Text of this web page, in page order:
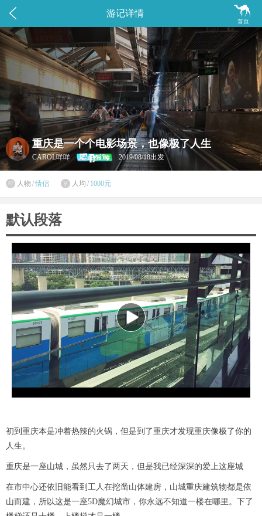
 
首页
游记详情
重庆是一个个电影场景，也像极了人生
CAROL咩咩 2019/08/18出发
 人物 /情侣  人均 / 1000元
默认段落
P
l
a
y
i
d
初到重庆本是冲着热辣的火锅，但是到了重庆才发现重庆像极了你的
人生。
重庆是一座山城，虽然只去了两天，但是我已经深深的爱上这座城
在市中心还依旧能看到工人在挖凿山体建房，山城重庆建筑物都是依
山而建，所以这是一座5D魔幻城市，你永远不知道一楼在哪里。下了